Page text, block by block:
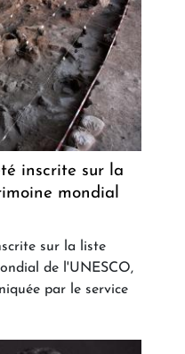
inscrite sur la
mondial
sur la liste
de l'UNESCO,
par le service